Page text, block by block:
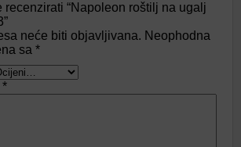
recenzirati “Napoleon roštilj na ugalj
neće biti objavljivana. Neophodna
sa *
*